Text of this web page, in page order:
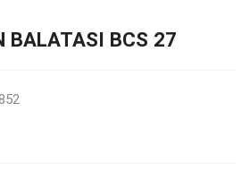
BALATASI BCS 27